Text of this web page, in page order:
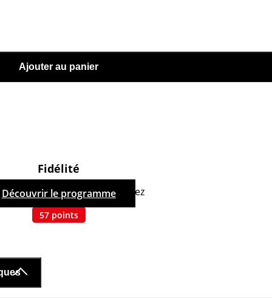
Ajouter au panier
Fidélité
ce produit, vous cumulez
57 points
Découvrir le programme